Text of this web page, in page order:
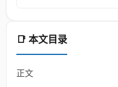
📑 本文目录
正文